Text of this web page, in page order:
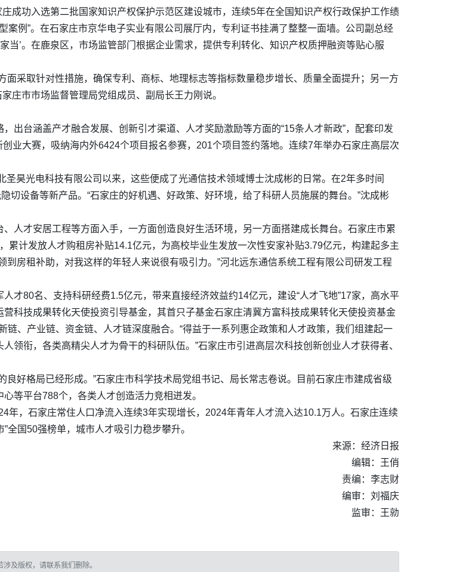
成功入选第二批国家知识产权保护示范区建设城市，连续5年在全国知识产权行政保护工作绩
案例”。在石家庄市京华电子实业有限公司展厅内，专利证书挂满了整整一面墙。公司副总经
当’。在鹿泉区，市场监管部门根据企业需求，提供专利转化、知识产权质押融资等贴心服
面采取针对性措施，确保专利、商标、地理标志等指标数量稳步增长、质量全面提升；另一方
庄市市场监督管理局党组成员、副局长王力刚说。
出台涵盖产才融合发展、创新引才渠道、人才奖励激励等方面的“15条人才新政”，配套印发
业大赛，吸纳海内外6424个项目报名参赛，201个项目签约落地。连续7年举办石家庄高层次
昊光电科技有限公司以来，这些便成了光通信技术领域博士沈成彬的日常。在2年多时间
切设备等新产品。“石家庄的好机遇、好政策、好环境，给了科研人员施展的舞台。”沈成彬
人才安居工程等方面入手，一方面创造良好生活环境，另一方面搭建成长舞台。石家庄市累
累计发放人才购租房补贴14.1亿元，为高校毕业生发放一次性安家补贴3.79亿元，构建起多主
房租补助，对我这样的年轻人来说很有吸引力。”河北远东通信系统工程有限公司研发工程
才80名、支持科研经费1.5亿元，带来直接经济效益约14亿元，建设“人才飞地”17家，高水平
科技成果转化天使投资引导基金，其首只子基金石家庄清冀方富科技成果转化天使投资基金
、产业链、资金链、人才链深度融合。“得益于一系列惠企政策和人才政策，我们组建起一
领衔，各类高精尖人才为骨干的科研队伍。”石家庄市引进高层次科技创新创业人才获得者、
好格局已经形成。”石家庄市科学技术局党组书记、局长常志卷说。目前石家庄市建成省级
等平台788个，各类人才创造活力竞相迸发。
年，石家庄常住人口净流入连续3年实现增长，2024年青年人才流入达10.1万人。石家庄连续
全国50强榜单，城市人才吸引力稳步攀升。
来源：经济日报
编辑：王俏
责编：李志财
编审：刘福庆
监审：王勍
及版权，请联系我们删除。